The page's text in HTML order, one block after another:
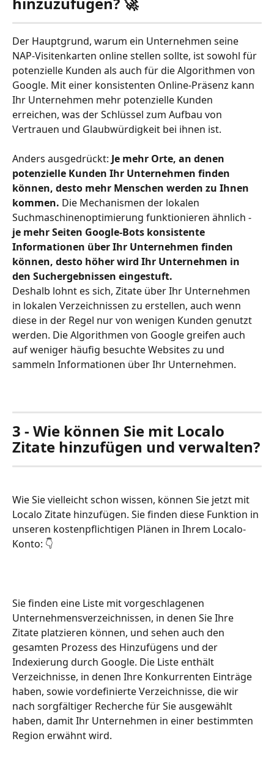
Der Hauptgrund, warum ein Unternehmen seine
NAP-Visitenkarten online stellen sollte, ist sowohl für
potenzielle Kunden als auch für die Algorithmen von
Google. Mit einer konsistenten Online-Präsenz kann
Ihr Unternehmen mehr potenzielle Kunden
erreichen, was der Schlüssel zum Aufbau von
Vertrauen und Glaubwürdigkeit bei ihnen ist.
Anders ausgedrückt: Je mehr Orte, an denen
potenzielle Kunden Ihr Unternehmen finden
können, desto mehr Menschen werden zu Ihnen
kommen. Die Mechanismen der lokalen
Suchmaschinenoptimierung funktionieren ähnlich -
je mehr Seiten Google-Bots konsistente
Informationen über Ihr Unternehmen finden
können, desto höher wird Ihr Unternehmen in
den Suchergebnissen eingestuft.
Deshalb lohnt es sich, Zitate über Ihr Unternehmen
in lokalen Verzeichnissen zu erstellen, auch wenn
diese in der Regel nur von wenigen Kunden genutzt
werden. Die Algorithmen von Google greifen auch
auf weniger häufig besuchte Websites zu und
sammeln Informationen über Ihr Unternehmen.
3 - Wie können Sie mit Localo
Zitate hinzufügen und verwalten?
Wie Sie vielleicht schon wissen, können Sie jetzt mit
Localo Zitate hinzufügen. Sie finden diese Funktion in
unseren kostenpflichtigen Plänen in Ihrem Localo-
Konto: 👇
Sie finden eine Liste mit vorgeschlagenen
Unternehmensverzeichnissen, in denen Sie Ihre
Zitate platzieren können, und sehen auch den
gesamten Prozess des Hinzufügens und der
Indexierung durch Google. Die Liste enthält
Verzeichnisse, in denen Ihre Konkurrenten Einträge
haben, sowie vordefinierte Verzeichnisse, die wir
nach sorgfältiger Recherche für Sie ausgewählt
haben, damit Ihr Unternehmen in einer bestimmten
Region erwähnt wird.